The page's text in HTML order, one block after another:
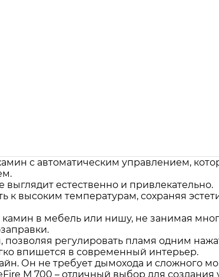
с автоматическим управлением,
естественно и привлекательно.
к высоким температурам, сохраняя
в мебель или нишу, не занимая
регулировать пламя одним
впишется в современный интерьер.
Он не требует дымохода и сложного
М 700 – отличный выбор для создания